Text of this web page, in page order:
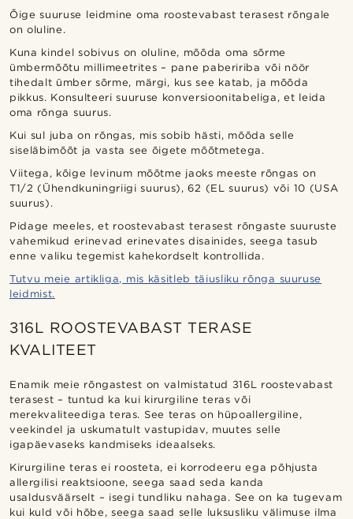
Õige suuruse leidmine oma roostevabast terasest rõngale
on oluline.
Kuna kindel sobivus on oluline, mõõda oma sõrme
ümbermõõtu millimeetrites – pane pabeririba või nöör
tihedalt ümber sõrme, märgi, kus see katab, ja mõõda
pikkus. Konsulteeri suuruse konversioonitabeliga, et leida
oma rõnga suurus.
Kui sul juba on rõngas, mis sobib hästi, mõõda selle
siseläbimõõt ja vasta see õigete mõõtmetega.
Viitega, kõige levinum mõõtme jaoks meeste rõngas on
T1/2 (Ühendkuningriigi suurus), 62 (EL suurus) või 10 (USA
suurus).
Pidage meeles, et roostevabast terasest rõngaste suuruste
vahemikud erinevad erinevates disainides, seega tasub
enne valiku tegemist kahekordselt kontrollida.
Tutvu meie artikliga, mis käsitleb täiusliku rõnga suuruse
leidmist.
316L ROOSTEVABAST TERASE
KVALITEET
Enamik meie rõngastest on valmistatud 316L roostevabast
terasest – tuntud ka kui kirurgiline teras või
merekvaliteediga teras. See teras on hüpoallergiline,
veekindel ja uskumatult vastupidav, muutes selle
igapäevaseks kandmiseks ideaalseks.
Kirurgiline teras ei roosteta, ei korrodeeru ega põhjusta
allergilisi reaktsioone, seega saad seda kanda
usaldusväärselt – isegi tundliku nahaga. See on ka tugevam
kui kuld või hõbe, seega saad selle luksusliku välimuse ilma